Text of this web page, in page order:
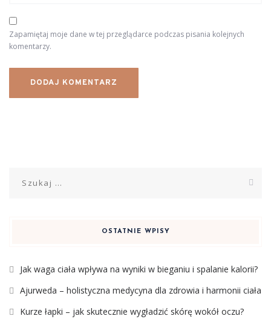
Zapamiętaj moje dane w tej przeglądarce podczas pisania kolejnych
komentarzy.
OSTATNIE WPISY
Jak waga ciała wpływa na wyniki w bieganiu i spalanie kalorii?
Ajurweda – holistyczna medycyna dla zdrowia i harmonii ciała
Kurze łapki – jak skutecznie wygładzić skórę wokół oczu?